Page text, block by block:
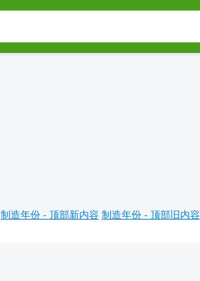
制造年份 - 顶部新内容 制造年份 - 顶部旧内容